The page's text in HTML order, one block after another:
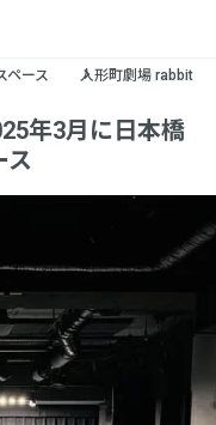
ペース 人形町劇場 rabbit
年3月に日本橋
ス